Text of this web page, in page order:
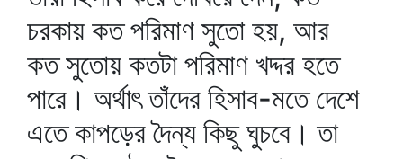
চরকায় কত পরিমাণ সুতো হয়, আর
কত সুতোয় কতটা পরিমাণ খদ্দর হতে
পারে। অর্থাৎ তাঁদের হিসাব-মতে দেশে
এতে কাপড়ের দৈন্য কিছু ঘুচবে। তা